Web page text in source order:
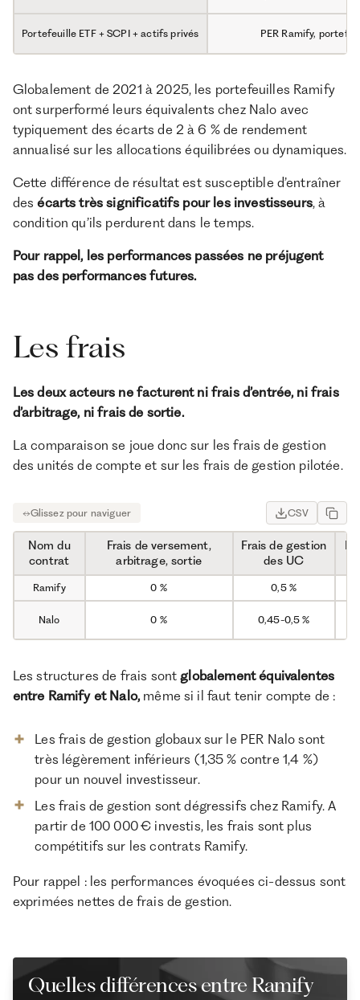
Portefeuille ETF + SCPI + actifs privés PER Ramify,
Globalement de 2021 à 2025, les portefeuilles Ramify
ont surperformé leurs équivalents chez Nalo avec
typiquement des écarts de 2 à 6 % de rendement
annualisé sur les allocations équilibrées ou dynamiques.
Cette différence de résultat est susceptible d’entraîner
desécarts très significatifs pour les investisseurs, à
condition qu’ils perdurent dans le temps.
Pour rappel, les performances passées ne préjugent
pas des performances futures.
Les frais
Les deux acteurs ne facturent ni frais d’entrée, ni frais
d’arbitrage, ni frais de sortie.
La comparaison se joue donc sur les frais de gestion
des unités de compte et sur les frais de gestion pilotée.
CSV
Nom du
contrat
Frais de versement,
arbitrage, sortie
Frais de gestion
des UC
Ramify 0 % 0,5 %
Nalo 0 % 0,45-0,5 %
Les structures de frais sont globalement équivalentes
entre Ramify et Nalo, même si il faut tenir compte de :
Les frais de gestion globaux sur le PER Nalo sont
très légèrement inférieurs (1,35 % contre 1,4 %)
pour un nouvel investisseur.
Les frais de gestion sont dégressifs chez Ramify. A
partir de 100 000 € investis, les frais sont plus
compétitifs sur les contrats Ramify.
Pour rappel : les performances évoquées ci-dessus sont
exprimées nettes de frais de gestion.
Quelles différences entre Ramify